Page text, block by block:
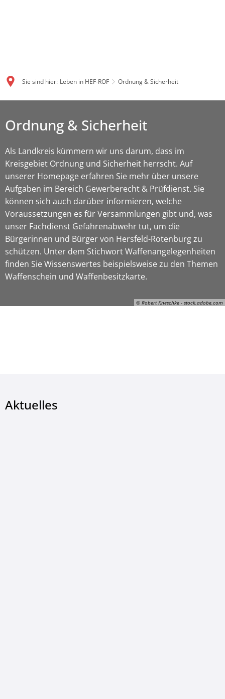
Sie sind hier: Leben in HEF-ROF Ordnung & Sicherheit
© Robert Kneschke - stock.adobe.com
Ordnung & Sicherheit
Als Landkreis kümmern wir uns darum, dass im
Kreisgebiet Ordnung und Sicherheit herrscht. Auf
unserer Homepage erfahren Sie mehr über unsere
Aufgaben im Bereich Gewerberecht & Prüfdienst. Sie
können sich auch darüber informieren, welche
Voraussetzungen es für Versammlungen gibt und, was
unser Fachdienst Gefahrenabwehr tut, um die
Bürgerinnen und Bürger von Hersfeld-Rotenburg zu
schützen. Unter dem Stichwort Waffenangelegenheiten
finden Sie Wissenswertes beispielsweise zu den Themen
Waffenschein und Waffenbesitzkarte.
Aktuelles